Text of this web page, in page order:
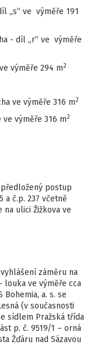
„s“ ve výměře 191
- díl „r“ ve výměře
výměře 294 m2
ve výměře 316 m2
výměře 316 m2
postup
a č.p. 237 včetně
ulici Žižkova ve
záměru na
louka ve výměře cca
a. s. se
(v současnosti
sídlem Pražská třída
p. č. 9519/1 – orná
Žďáru nad Sázavou